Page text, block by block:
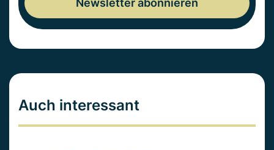
Auch interessant